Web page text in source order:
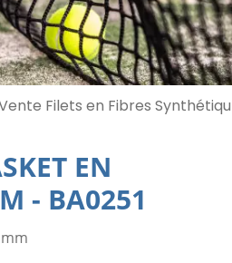
Filets en Fibres
EN
- BA0251